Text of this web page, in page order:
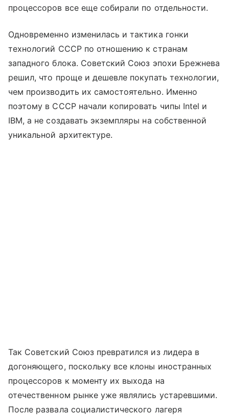
процессоров все еще собирали по отдельности.
Одновременно изменилась и тактика гонки
технологий СССР по отношению к странам
западного блока. Советский Союз эпохи Брежнева
решил, что проще и дешевле покупать технологии,
чем производить их самостоятельно. Именно
поэтому в СССР начали копировать чипы Intel и
IBM, а не создавать экземпляры на собственной
уникальной архитектуре.
Так Советский Союз превратился из лидера в
догоняющего, поскольку все клоны иностранных
процессоров к моменту их выхода на
отечественном рынке уже являлись устаревшими.
После развала социалистического лагеря